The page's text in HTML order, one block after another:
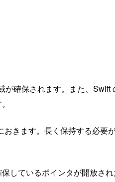
確保されます。また、
きます。長く保持する必要
ているポインタが開放さ